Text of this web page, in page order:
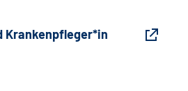
Krankenpfleger*in